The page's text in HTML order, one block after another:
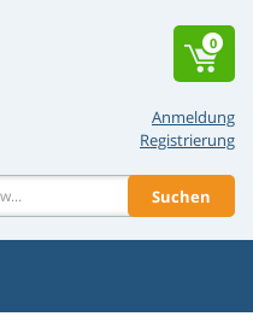
Anmeldung
Registrierung
Suchen
0